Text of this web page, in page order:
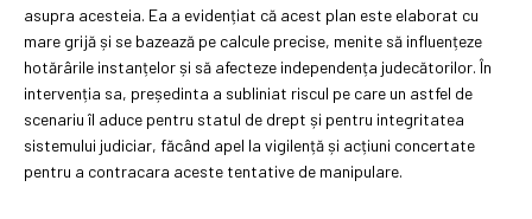
asupra acesteia. Ea a evidențiat că acest plan este elaborat cu
mare grijă și se bazează pe calcule precise, menite să influențeze
hotărârile instanțelor și să afecteze independența judecătorilor. În
intervenția sa, președinta a subliniat riscul pe care un astfel de
scenariu îl aduce pentru statul de drept și pentru integritatea
sistemului judiciar, făcând apel la vigilență și acțiuni concertate
pentru a contracara aceste tentative de manipulare.